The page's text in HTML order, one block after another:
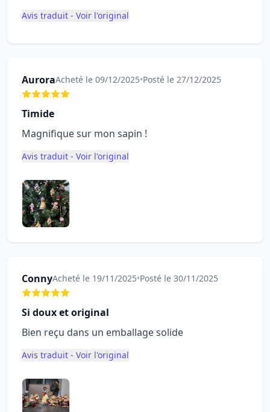
Avis traduit - Voir l'original
AuroraAcheté le 09/12/2025•Posté le 27/12/2025
Timide
Magnifique sur mon sapin !
Avis traduit - Voir l'original
ConnyAcheté le 19/11/2025•Posté le 30/11/2025
Si doux et original
Bien reçu dans un emballage solide
Avis traduit - Voir l'original